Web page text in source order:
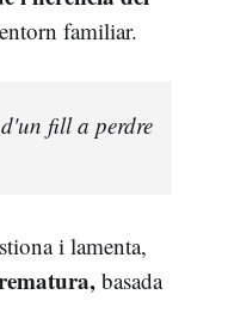
familiar.
fill a perdre
i lamenta,
basada